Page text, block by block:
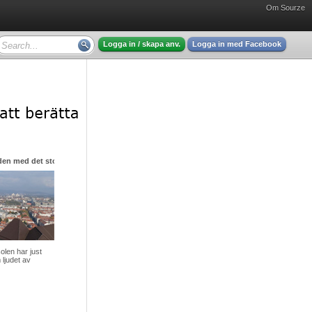
Om Sourze
Logga in / skapa anv. Logga in med Facebook
med det stora hjärtat
har just
ljudet av